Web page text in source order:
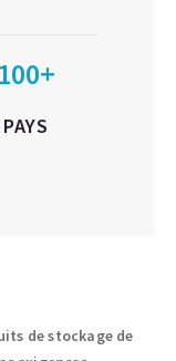
100+
PAYS
de stockage de